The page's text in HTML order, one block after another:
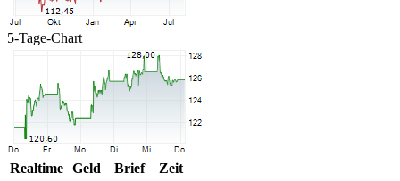
5-Tage-Chart
Realtime Geld Brief
Zeit